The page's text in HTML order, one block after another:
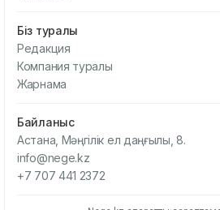
Біз туралы
Редакция
Компания туралы
Жарнама
Байланыс
Астана, Мәңгілік ел даңғылы, 8.
info@nege.kz
+7 707 441 2372